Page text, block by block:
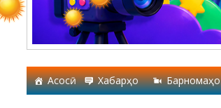
Асосӣ Хабарҳо Барномаҳо